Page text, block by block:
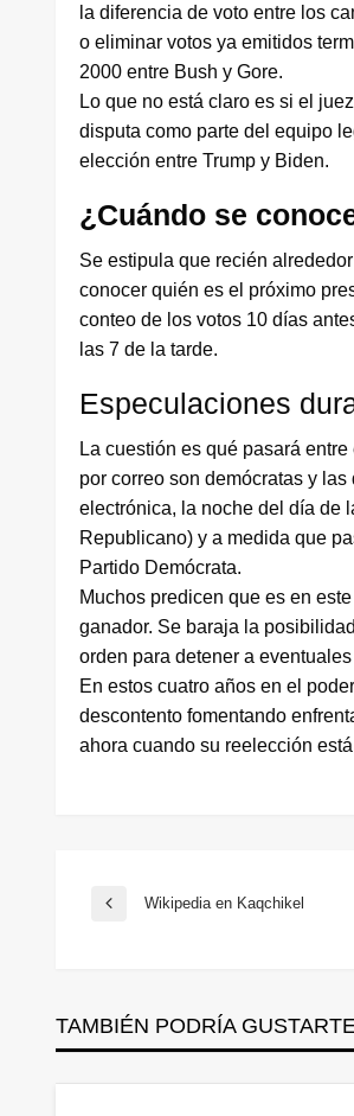
la diferencia de voto entre los
o eliminar votos ya emitidos
2000 entre Bush y Gore.
Lo que no está claro es si el
disputa como parte del equipo
elección entre Trump y Biden.
¿Cuándo se
Se estipula que recién
conocer quién es el próximo
conteo de los votos 10 días
las 7 de la tarde.
Especulaciones
La cuestión es qué pasará
por correo son demócratas y
electrónica, la noche del día de
Republicano) y a medida que
Partido Demócrata.
Muchos predicen que es en
ganador. Se baraja la
orden para detener a
En estos cuatro años en el
descontento fomentando
ahora cuando su reelección
Navegación
entradas
Entrada
Wikipedia en Kaqchikel
TAMBIÉN PODRÍA GUSTARTE